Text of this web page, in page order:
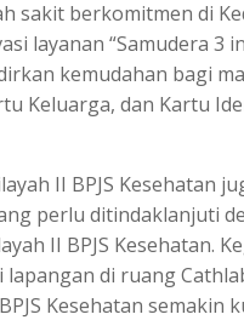
berkomitmen di
layanan “Samudera 3
kemudahan bagi
Keluarga, dan Kartu
II BPJS Kesehatan
perlu ditindaklanjuti
II BPJS Kesehatan.
di ruang
Kesehatan semakin